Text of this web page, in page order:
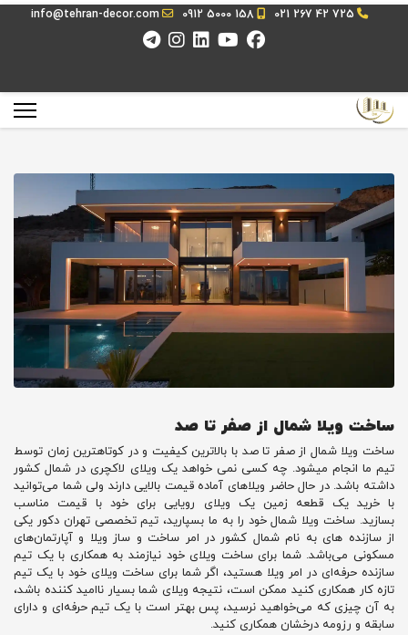
021 267 42 725
0912 5000 158
info@tehran-decor.com
ساخت ویلا شمال از صفر تا صد
ساخت ویلا شمال از صفر تا صد با بالاترین کیفیت و در کوتاهترین زمان توسط
تیم ما انجام میشود. چه کسی نمی‌ خواهد یک ویلای لاکچری در شمال کشور
داشته باشد. در حال حاضر ویلاهای آماده قیمت بالایی دارند ولی شما می‌توانید
با خرید یک قطعه زمین یک ویلای رویایی برای خود با قیمت مناسب
بسازید. ساخت ویلا شمال خود را به ما بسپارید، تیم تخصصی تهران دکور یکی
از سازنده‌ های به نام شمال کشور در امر ساخت و ساز ویلا و آپارتمان‌های
مسکونی می‌باشد. شما برای ساخت ویلای خود نیازمند به همکاری با یک تیم
سازنده حرفه‌ای در امر ویلا هستید، اگر شما برای ساخت ویلای خود با یک تیم
تازه کار همکاری کنید ممکن است، نتیجه ویلای شما بسیار ناامید کننده باشد،
به آن چیزی که می‌خواهید نرسید، پس بهتر است با یک تیم حرفه‌ای و دارای
سابقه و رزومه درخشان همکاری کنید.